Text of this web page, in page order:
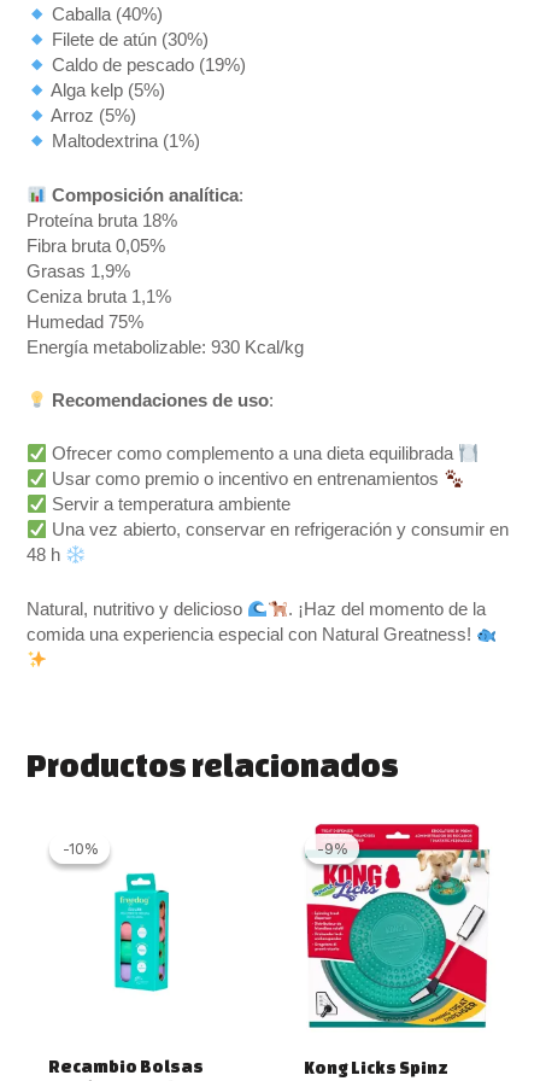
Caballa (40%)
Filete de atún (30%)
Caldo de pescado (19%)
Alga kelp (5%)
Arroz (5%)
Maltodextrina (1%)
Composición analítica:
Proteína bruta 18%
Fibra bruta 0,05%
Grasas 1,9%
Ceniza bruta 1,1%
Humedad 75%
Energía metabolizable: 930 Kcal/kg
Recomendaciones de uso:
Ofrecer como complemento a una dieta equilibrada
Usar como premio o incentivo en entrenamientos
Servir a temperatura ambiente
Una vez abierto, conservar en refrigeración y consumir en
48 h
Natural, nutritivo y delicioso
. ¡Haz del momento de la
comida una experiencia especial con Natural Greatness!
Productos relacionados
-10%
-10%
Recambio Bolsas
original
era:
1.99 €.
es:
1.80 €.
-9%
-9%
Kong Licks Spinz
precio
original
era:
21.99 €.
precio
actual
es:
19.99 €.